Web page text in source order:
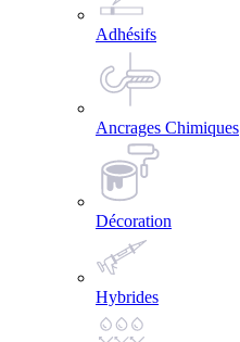
Adhésifs
Ancrages Chimiques
Décoration
Hybrides